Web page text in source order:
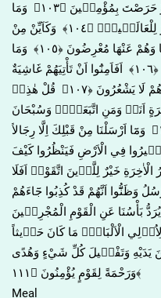
يَمْكُرُونَ ﴿١٠٢﴾ وَمَٓا اَكْثَرُ النَّاسِ وَلَوْ حَرَصْتَ بِمُؤْمِن۪ينَ ﴿١٠٣﴾ وَمَا
تَسْـَٔلُهُمْ عَلَيْهِ مِنْ اَجْرٍۜ اِنْ هُوَ اِلَّا ذِكْرٌ لِلْعَالَم۪ينَ۟ ﴿١٠٤﴾ وَكَاَيِّنْ مِنْ
اٰيَةٍ فِي السَّمٰوَاتِ وَالْاَرْضِ يَمُرُّونَ عَلَيْهَا وَهُمْ عَنْهَا مُعْرِضُونَ ﴿١٠٥﴾ وَمَا
يُؤْمِنُ اَكْثَرُهُمْ بِاللّٰهِ اِلَّا وَهُمْ مُشْرِكُونَ ﴿١٠٦﴾ اَفَاَمِنُٓوا اَنْ تَأْتِيَهُمْ غَاشِيَةٌ
مِنْ عَذَابِ اللّٰهِ اَوْ تَأْتِيَهُمُ السَّاعَةُ بَغْتَةً وَهُمْ لَا يَشْعُرُونَ ﴿١٠٧﴾ قُلْ هٰذِه۪
اَنَا۬ وَمَنِ اتَّبَعَن۪يۜ وَسُبْحَانَ
اللّٰهِ وَمَٓا اَنَا۬ مِنَ الْمُشْرِك۪ينَ ﴿١٠٨﴾ وَمَٓا اَرْسَلْنَا مِنْ قَبْلِكَ اِلَّا رِجَالاً
فِي الْاَرْضِ فَيَنْظُرُوا كَيْفَ
خَيْرٌ لِلَّذ۪ينَ اتَّقَوْاۜ اَفَلَا
الرُّسُلُ وَظَنُّٓوا اَنَّهُمْ قَدْ كُذِبُوا جَٓاءَهُمْ
بَأْسُنَا عَنِ الْقَوْمِ الْمُجْرِم۪ينَ
الْاَلْبَابِۜ مَا كَانَ حَد۪يثاً
يَدَيْهِ وَتَفْص۪يلَ كُلِّ شَيْءٍ وَهُدًى
وَرَحْمَةً لِقَوْمٍ يُؤْمِنُونَ ﴿١١١﴾
Meal